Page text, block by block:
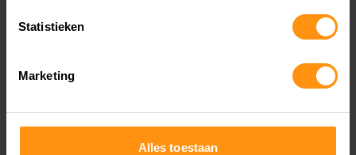
Statistieken
Marketing
Alles toestaan